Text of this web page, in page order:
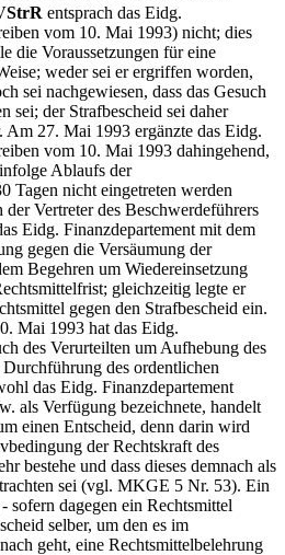
entsprach das Eidg.
vom 10. Mai 1993) nicht; dies
die Voraussetzungen für eine
weder sei er ergriffen worden,
sei nachgewiesen, dass das Gesuch
sei; der Strafbescheid sei daher
27. Mai 1993 ergänzte das Eidg.
vom 10. Mai 1993 dahingehend,
Ablaufs der
Tagen nicht eingetreten werden
Vertreter des Beschwerdeführers
Eidg. Finanzdepartement mit dem
gegen die Versäumung der
Begehren um Wiedereinsetzung
gleichzeitig legte er
gegen den Strafbescheid ein.
Mai 1993 hat das Eidg.
des Verurteilten um Aufhebung des
des ordentlichen
das Eidg. Finanzdepartement
als Verfügung bezeichnete, handelt
einen Entscheid, denn darin wird
der Rechtskraft des
bestehe und dass dieses demnach als
sei (vgl. MKGE 5 Nr. 53). Ein
sofern dagegen ein Rechtsmittel
selber, um den es im
geht, eine Rechtsmittelbelehrung